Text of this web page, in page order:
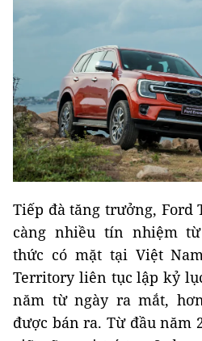
Tiếp đà tăng trưởng, Ford
càng nhiều tín nhiệm
thức có mặt tại Việt
Territory liên tục lập kỷ
năm từ ngày ra mắt,
được bán ra. Từ đầu năm